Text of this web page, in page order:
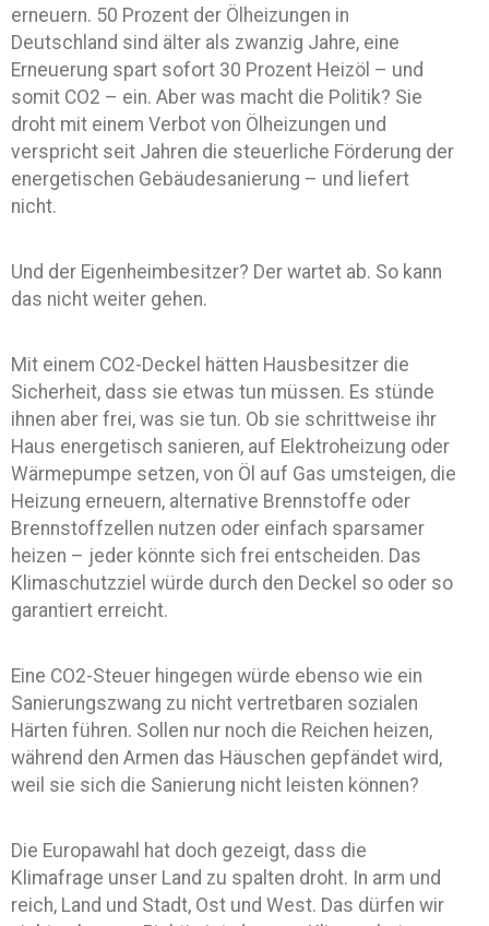
erneuern. 50 Prozent der Ölheizungen in
Deutschland sind älter als zwanzig Jahre, eine
Erneuerung spart sofort 30 Prozent Heizöl – und
somit CO2 – ein. Aber was macht die Politik? Sie
droht mit einem Verbot von Ölheizungen und
verspricht seit Jahren die steuerliche Förderung der
energetischen Gebäudesanierung – und liefert
nicht.
Und der Eigenheimbesitzer? Der wartet ab. So kann
das nicht weiter gehen.
Mit einem CO2-Deckel hätten Hausbesitzer die
Sicherheit, dass sie etwas tun müssen. Es stünde
ihnen aber frei, was sie tun. Ob sie schrittweise ihr
Haus energetisch sanieren, auf Elektroheizung oder
Wärmepumpe setzen, von Öl auf Gas umsteigen, die
Heizung erneuern, alternative Brennstoffe oder
Brennstoffzellen nutzen oder einfach sparsamer
heizen – jeder könnte sich frei entscheiden. Das
Klimaschutzziel würde durch den Deckel so oder so
garantiert erreicht.
Eine CO2-Steuer hingegen würde ebenso wie ein
Sanierungszwang zu nicht vertretbaren sozialen
Härten führen. Sollen nur noch die Reichen heizen,
während den Armen das Häuschen gepfändet wird,
weil sie sich die Sanierung nicht leisten können?
Die Europawahl hat doch gezeigt, dass die
Klimafrage unser Land zu spalten droht. In arm und
reich, Land und Stadt, Ost und West. Das dürfen wir